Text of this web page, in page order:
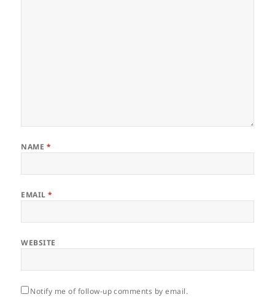
NAME *
EMAIL*
WEBSITE
Notify me of follow-up comments by email.